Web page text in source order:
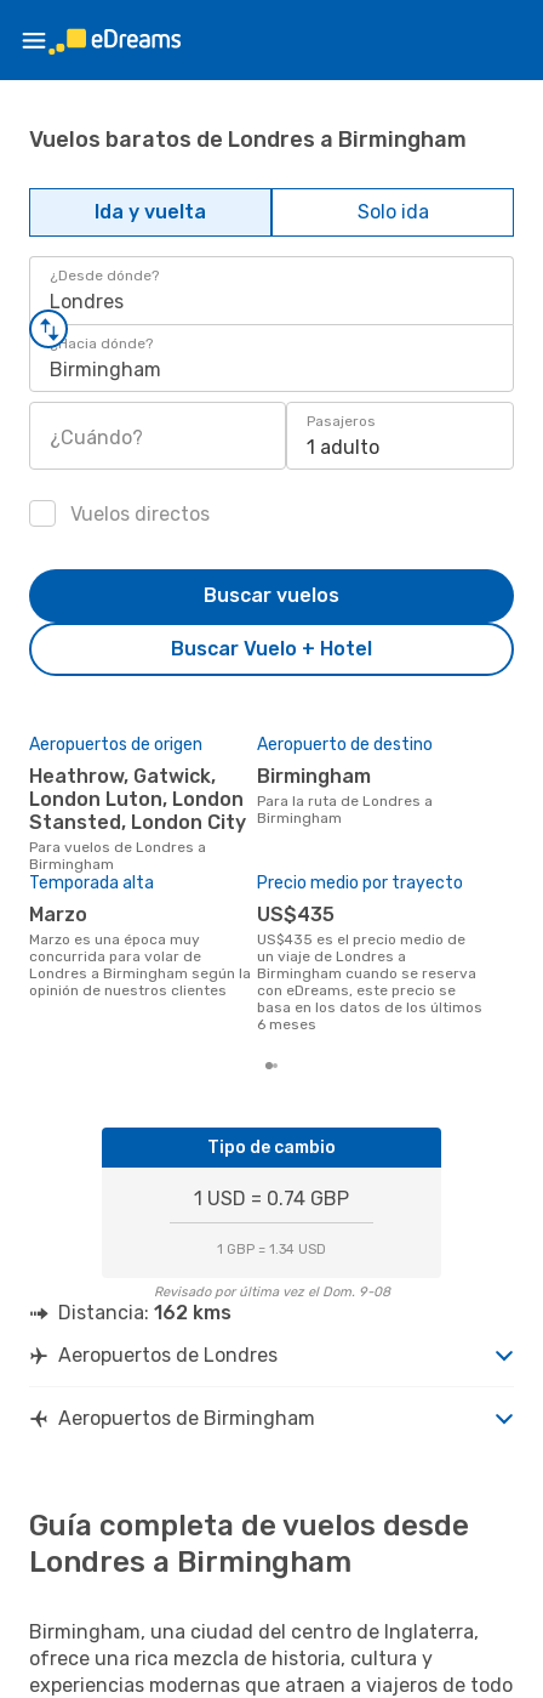
Vuelos baratos de Londres a Birmingham
Ida y vuelta Solo ida
¿Desde dónde?
Londres
¿Hacia dónde?
Birmingham
¿Cuándo?
Pasajeros
1 adulto
Vuelos directos
Buscar Vuelo + Hotel
Buscar vuelos
Aeropuertos de origen
Heathrow, Gatwick,
London Luton, London
Stansted, London City
Para vuelos de Londres a
Birmingham
Aeropuerto de destino
Birmingham
Para la ruta de Londres a
Birmingham
Temporada alta
marzo
marzo es una época muy
concurrida para volar de
Londres a Birmingham según la
opinión de nuestros clientes
Precio medio por trayecto
US$435
US$435 es el precio medio de
un viaje de Londres a
Birmingham cuando se reserva
con eDreams, este precio se
basa en los datos de los últimos
6 meses
Tipo de cambio
1 USD = 0.74 GBP
1 GBP = 1.34 USD
Revisado por última vez el Dom. 9-08
Distancia: 162 kms
Aeropuertos de Londres
Aeropuertos de Birmingham
Guía completa de vuelos desde
Londres a Birmingham
Birmingham, una ciudad del centro de Inglaterra,
ofrece una rica mezcla de historia, cultura y
experiencias modernas que atraen a viajeros de todo